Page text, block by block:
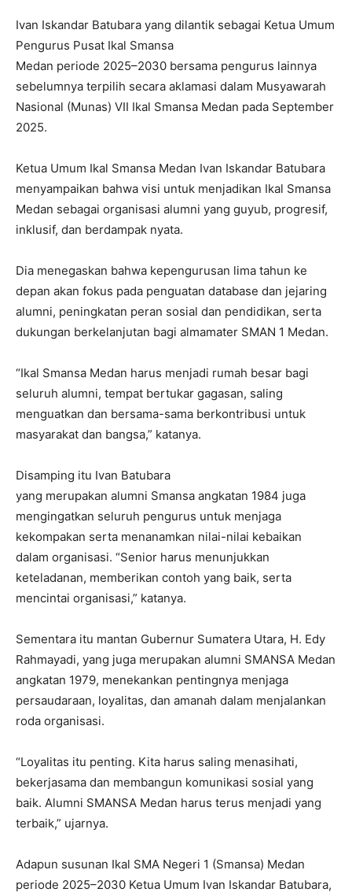
Ivan Iskandar Batubara yang dilantik sebagai Ketua Umum
Pengurus Pusat Ikal Smansa
Medan periode 2025–2030 bersama pengurus lainnya
sebelumnya terpilih secara aklamasi dalam Musyawarah
Nasional (Munas) VII Ikal Smansa Medan pada September
2025.
Ketua Umum Ikal Smansa Medan Ivan Iskandar Batubara
menyampaikan bahwa visi untuk menjadikan Ikal Smansa
Medan sebagai organisasi alumni yang guyub, progresif,
inklusif, dan berdampak nyata.
Dia menegaskan bahwa kepengurusan lima tahun ke
depan akan fokus pada penguatan database dan jejaring
alumni, peningkatan peran sosial dan pendidikan, serta
dukungan berkelanjutan bagi almamater SMAN 1 Medan.
“Ikal Smansa Medan harus menjadi rumah besar bagi
seluruh alumni, tempat bertukar gagasan, saling
menguatkan dan bersama-sama berkontribusi untuk
masyarakat dan bangsa,” katanya.
Disamping itu Ivan Batubara
yang merupakan alumni Smansa angkatan 1984 juga
mengingatkan seluruh pengurus untuk menjaga
kekompakan serta menanamkan nilai-nilai kebaikan
dalam organisasi. “Senior harus menunjukkan
keteladanan, memberikan contoh yang baik, serta
mencintai organisasi,” katanya.
Sementara itu mantan Gubernur Sumatera Utara, H. Edy
Rahmayadi, yang juga merupakan alumni SMANSA Medan
angkatan 1979, menekankan pentingnya menjaga
persaudaraan, loyalitas, dan amanah dalam menjalankan
roda organisasi.
“Loyalitas itu penting. Kita harus saling menasihati,
bekerjasama dan membangun komunikasi sosial yang
baik. Alumni SMANSA Medan harus terus menjadi yang
terbaik,” ujarnya.
Adapun susunan Ikal SMA Negeri 1 (Smansa) Medan
periode 2025–2030 Ketua Umum Ivan Iskandar Batubara,